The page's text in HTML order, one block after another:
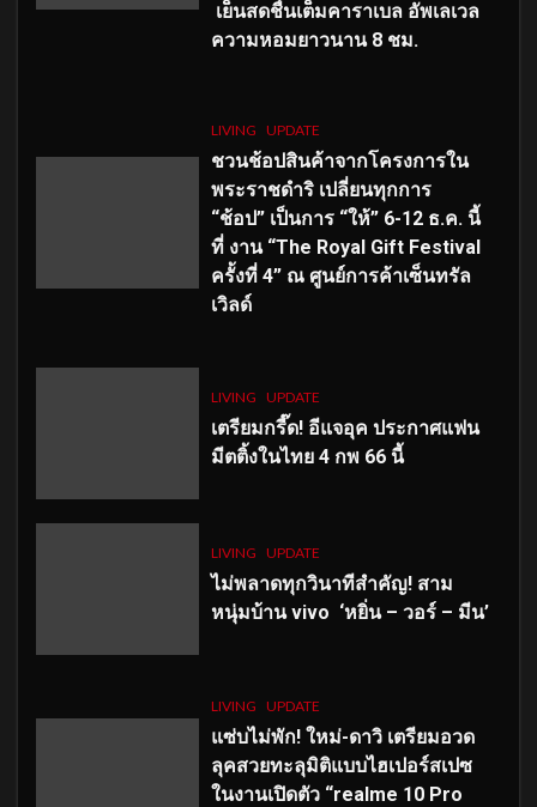
เย็นสดชื่นเต็มคาราเบล อัพเลเวล
ความหอมยาวนาน 8 ชม.
LIVING UPDATE
ชวนช้อปสินค้าจากโครงการใน
พระราชดำริ เปลี่ยนทุกการ
“ช้อป” เป็นการ “ให้” 6-12 ธ.ค. นี้
ที่ งาน “The Royal Gift Festival
ครั้งที่ 4” ณ ศูนย์การค้าเซ็นทรัล
เวิลด์
LIVING UPDATE
เตรียมกรี๊ด! อีแจอุค ประกาศแฟน
มีตติ้งในไทย 4 กพ 66 นี้
LIVING UPDATE
ไม่พลาดทุกวินาทีสำคัญ! สาม
หนุ่มบ้าน vivo ‘หยิ่น – วอร์ – มีน’
LIVING UPDATE
แซ่บไม่พัก! ใหม่-ดาวิ เตรียมอวด
ลุคสวยทะลุมิติแบบไฮเปอร์สเปซ
ในงานเปิดตัว “realme 10 Pro